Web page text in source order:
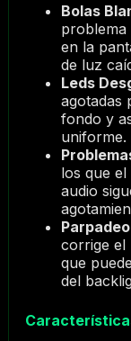
Bolas
problema
en la
de luz
Leds
agotadas
fondo y
uniforme.
los que
audio
corrige el
que
del